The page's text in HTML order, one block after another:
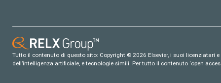
Tutto il contenuto di questo sito: Copyright © 2026 Elsevier, i suoi
dell’intelligenza artificiale, e tecnologie simili. Per tutto il contenuto ‘open